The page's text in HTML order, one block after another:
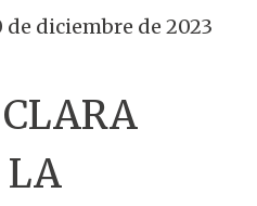
de diciembre de 2023
LA